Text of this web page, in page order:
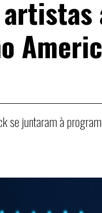
se juntaram à